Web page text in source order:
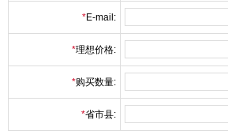
*E-mail:
*理想价格:
*购买数量:
*省市县: